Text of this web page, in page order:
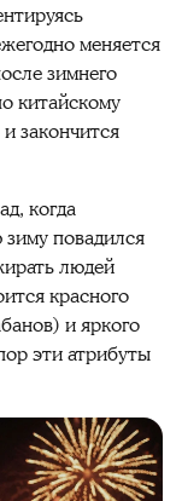
меняется
зимнего
китайскому
закончится
когда
повадился
людей
красного
и яркого
эти атрибуты